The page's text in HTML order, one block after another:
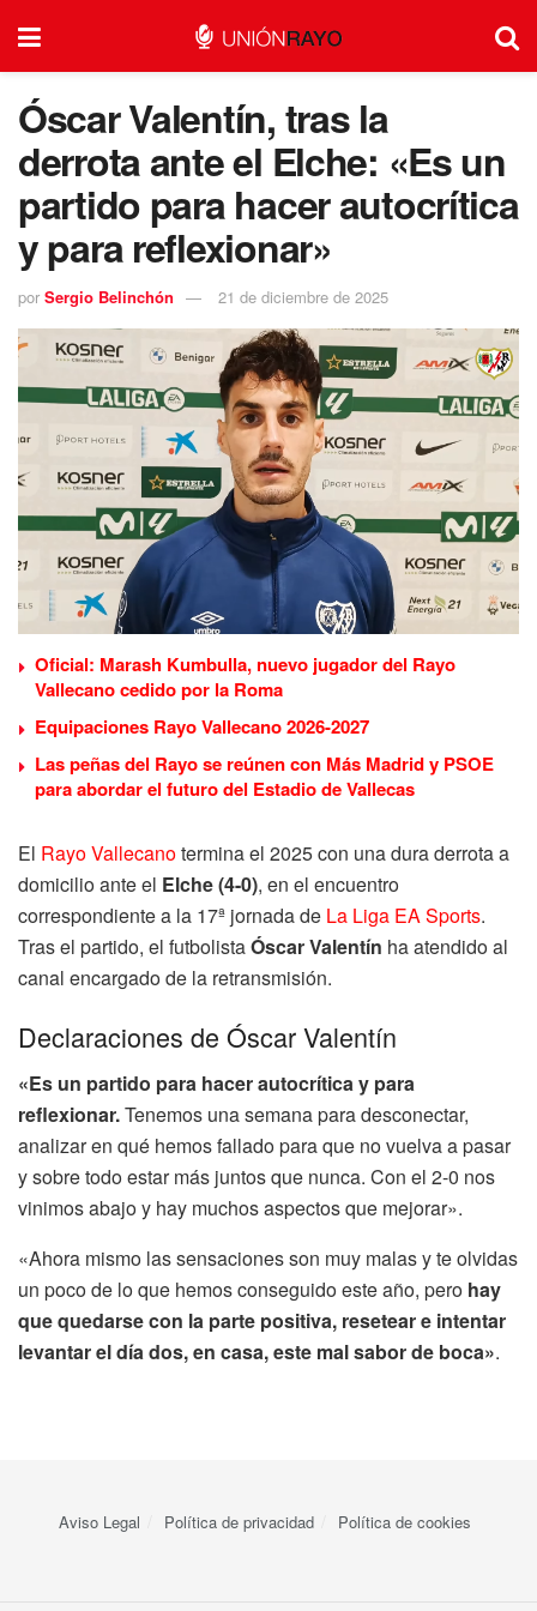
Óscar Valentín, tras la
derrota ante el Elche: «Es un
partido para hacer autocrítica
y para reflexionar»
por Sergio Belinchón 21 de diciembre de 2025
Oficial: Marash Kumbulla, nuevo jugador del Rayo
Vallecano cedido por la Roma
Equipaciones Rayo Vallecano 2026-2027
Las peñas del Rayo se reúnen con Más Madrid y PSOE
para abordar el futuro del Estadio de Vallecas
El Rayo Vallecanotermina el 2025 con una dura derrota a
domicilio ante el Elche (4-0), en el encuentro
correspondiente a la 17ª jornada de La Liga EA Sports.
Tras el partido, el futbolistaÓscar Valentín ha atendido al
canal encargado de la retransmisión.
Declaraciones de Óscar Valentín
«Es un partido para hacer autocrítica y para
reflexionar.Tenemos una semana para desconectar,
analizar en qué hemos fallado para que no vuelva a pasar
y sobre todo estar más juntos que nunca. Con el 2-0 nos
vinimos abajo y hay muchos aspectos que mejorar».
«Ahora mismo las sensaciones son muy malas y te olvidas
un poco de lo que hemos conseguido este año, pero hay
que quedarse con la parte positiva, resetear e intentar
levantar el día dos, en casa, este mal sabor de boca».
Aviso Legal Política de privacidad Política de cookies